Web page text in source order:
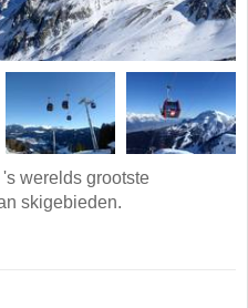
werelds grootste
skigebieden.